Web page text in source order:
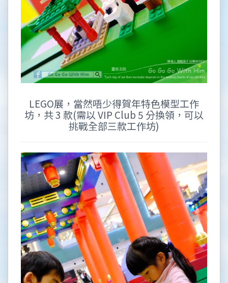
LEGO展，當然唔少得賀年特色模型工作
坊，共 3 款(需以 VIP Club 5 分換領，可以
挑戰全部三款工作坊)